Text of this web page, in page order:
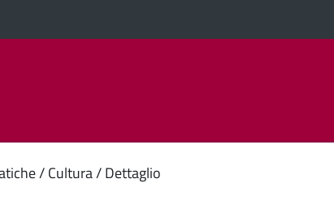
Cultura Dettaglio